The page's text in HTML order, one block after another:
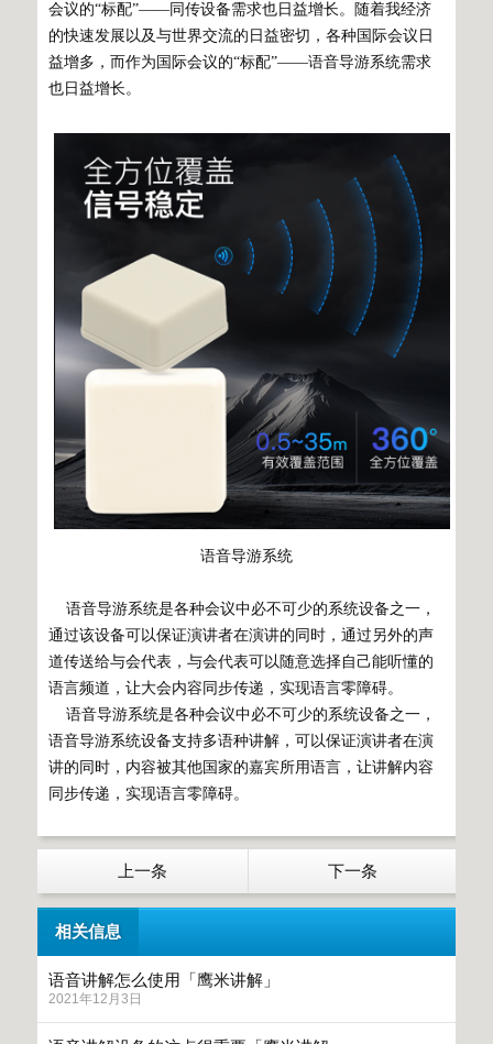
会议的“标配”——同传设备需求也日益增长。随着我经济
的快速发展以及与世界交流的日益密切，各种国际会议日
益增多，而作为国际会议的“标配”——语音导游系统需求
也日益增长。
语音导游系统
语音导游系统是各种会议中必不可少的系统设备之一，
通过该设备可以保证演讲者在演讲的同时，通过另外的声
道传送给与会代表，与会代表可以随意选择自己能听懂的
语言频道，让大会内容同步传递，实现语言零障碍。
语音导游系统是各种会议中必不可少的系统设备之一，
语音导游系统设备支持多语种讲解，可以保证演讲者在演
讲的同时，内容被其他国家的嘉宾所用语言，让讲解内容
同步传递，实现语言零障碍。
上一条 下一条
相关信息
语音讲解怎么使用「鹰米讲解」
2021年12月3日